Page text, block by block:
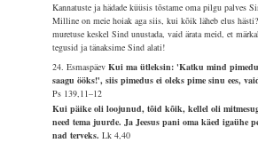
Kannatuste ja hädade küüsis tõstame oma pilgu palves
Milline on meie hoiak aga siis, kui kõik läheb elus
muretuse keskel Sind unustada, vaid ärata meid, et
tegusid ja tänaksime Sind alati!
24. EsmaspäevKui ma ütleksin: 'Katku mind
saagu ööks!', siis pimedus ei oleks pime sinu ees,
Ps 139,11–12
Kui päike oli loojunud, tõid kõik, kellel oli
need tema juurde. Ja Jeesus pani oma käed igaühe
nad terveks.Lk 4,40